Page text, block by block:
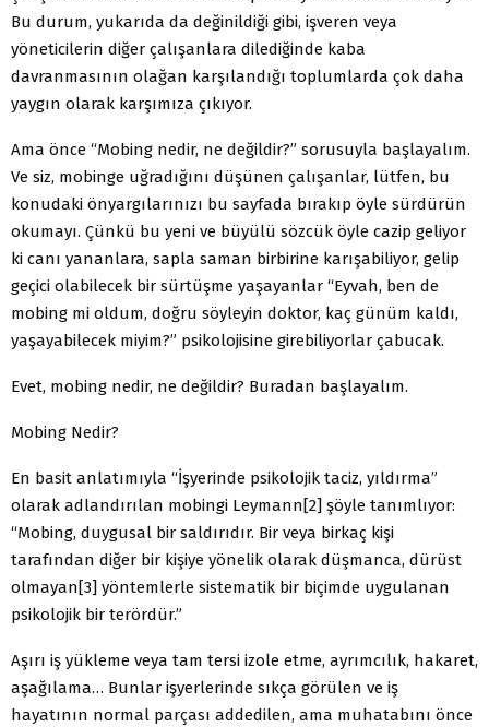
Bu durum, yukarıda da değinildiği gibi, işveren veya
yöneticilerin diğer çalışanlara dilediğinde kaba
davranmasının olağan karşılandığı toplumlarda çok daha
yaygın olarak karşımıza çıkıyor.
Ama önce “Mobing nedir, ne değildir?” sorusuyla başlayalım.
Ve siz, mobinge uğradığını düşünen çalışanlar, lütfen, bu
konudaki önyargılarınızı bu sayfada bırakıp öyle sürdürün
okumayı. Çünkü bu yeni ve büyülü sözcük öyle cazip geliyor
ki canı yananlara, sapla saman birbirine karışabiliyor, gelip
geçici olabilecek bir sürtüşme yaşayanlar “Eyvah, ben de
mobing mi oldum, doğru söyleyin doktor, kaç günüm kaldı,
yaşayabilecek miyim?” psikolojisine girebiliyorlar çabucak.
Evet, mobing nedir, ne değildir? Buradan başlayalım.
Mobing Nedir?
En basit anlatımıyla “İşyerinde psikolojik taciz, yıldırma”
olarak adlandırılan mobingi Leymann[2] şöyle tanımlıyor:
“Mobing, duygusal bir saldırıdır. Bir veya birkaç kişi
tarafından diğer bir kişiye yönelik olarak düşmanca, dürüst
olmayan[3] yöntemlerle sistematik bir biçimde uygulanan
psikolojik bir terördür.”
Aşırı iş yükleme veya tam tersi izole etme, ayrımcılık, hakaret,
aşağılama… Bunlar işyerlerinde sıkça görülen ve iş
hayatının normal parçası addedilen, ama muhatabını önce